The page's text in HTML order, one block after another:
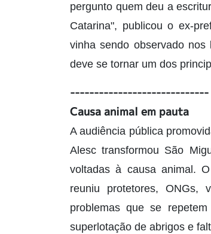
pergunto quem deu a
Catarina", publicou o ex-
vinha sendo observado
deve se tornar um dos
-----------------------------
Causa animal em pauta
A audiência pública
Alesc transformou São
voltadas à causa animal.
reuniu protetores, ONGs,
problemas que se
superlotação de abrigos e